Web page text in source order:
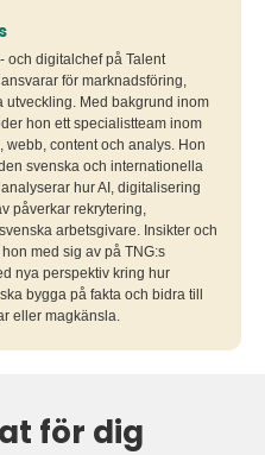
och digitalchef på Talent
för marknadsföring,
utveckling. Med bakgrund inom
hon ett specialistteam inom
webb, content och analys. Hon
svenska och internationella
hur AI, digitalisering
påverkar rekrytering,
arbetsgivare. Insikter och
med sig av på TNG:s
nya perspektiv kring hur
bygga på fakta och bidra till
eller magkänsla.
för dig